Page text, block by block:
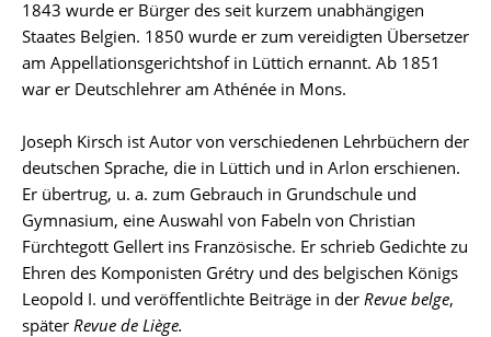
1843 wurde er Bürger des seit kurzem unabhängigen
Staates Belgien. 1850 wurde er zum vereidigten Übersetzer
am Appellationsgerichtshof in Lüttich ernannt. Ab 1851
war er Deutschlehrer am Athénée in Mons.
Joseph Kirsch ist Autor von verschiedenen Lehrbüchern der
deutschen Sprache, die in Lüttich und in Arlon erschienen.
Er übertrug, u. a. zum Gebrauch in Grundschule und
Gymnasium, eine Auswahl von Fabeln von Christian
Fürchtegott Gellert ins Französische. Er schrieb Gedichte zu
Ehren des Komponisten Grétry und des belgischen Königs
Leopold I. und veröffentlichte Beiträge in der Revue belge,
später Revue de Liège.